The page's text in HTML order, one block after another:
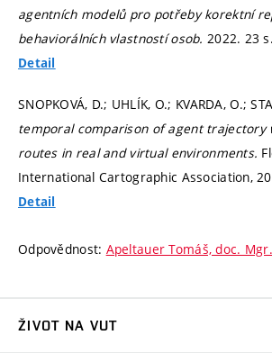
agentních modelů pro potřeby korektní
behaviorálních vlastností osob. 2022. 23 s.
Detail
SNOPKOVÁ, D.; UHLÍK, O.; KVARDA, O.;
temporal comparison of agent trajectory
routes in real and virtual environments.
International Cartographic Association,
Detail
Odpovědnost: Apeltauer Tomáš, doc.
ŽIVOT NA VUT